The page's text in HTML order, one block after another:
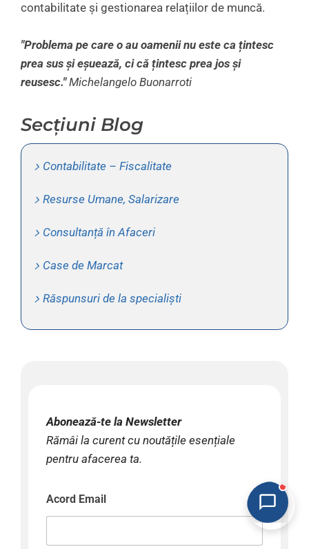
contabilitate și gestionarea relațiilor de muncă.
"Problema pe care o au oamenii nu este ca țintesc
prea sus și eșuează, ci că țintesc prea jos și
reusesc."Michelangelo Buonarroti
Secțiuni Blog
Contabilitate – Fiscalitate
Resurse Umane, Salarizare
Consultanță în Afaceri
Case de Marcat
Răspunsuri de la specialiști
Abonează-te la Newsletter
Rămâi la curent cu noutățile esențiale
pentru afacerea ta.
Acord Email